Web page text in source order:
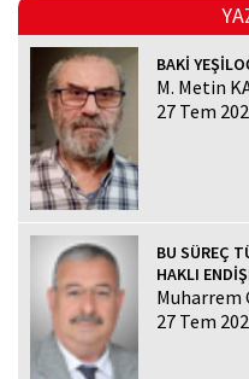
BAKİ
M. Metin
27 Tem
BU SÜREÇ
HAKLI
Muharrem
27 Tem